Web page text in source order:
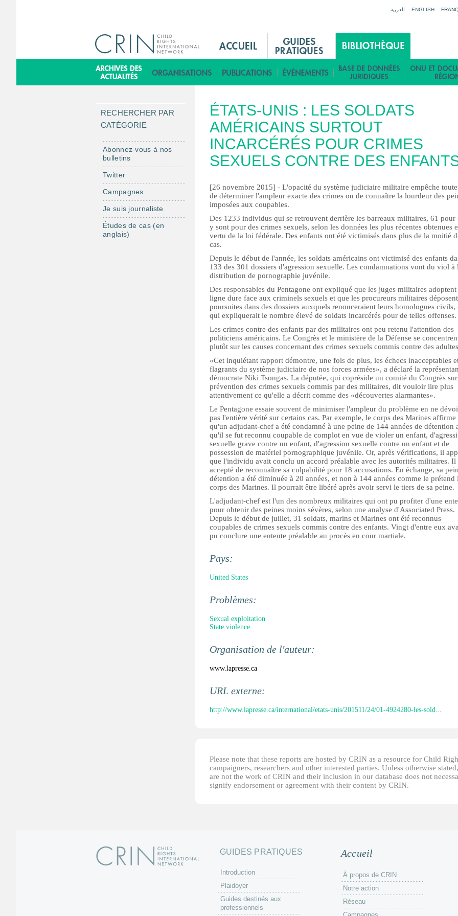
العربية ENGLISH
i
n
M
e
n
u
F
r
i
ÉTATS-UNIS : LES SOLDATS
AMÉRICAINS SURTOUT
INCARCÉRÉS POUR CRIMES
SEXUELS CONTRE DES
[26 novembre 2015] - L'opacité du système judiciaire militaire empêche
de déterminer l'ampleur exacte des crimes ou de connaître la lourdeur des
imposées aux coupables.
Des 1233 individus qui se retrouvent derrière les barreaux militaires, 61 pour
y sont pour des crimes sexuels, selon les données les plus récentes obtenues
vertu de la loi fédérale. Des enfants ont été victimisés dans plus de la moitié
cas.
Depuis le début de l'année, les soldats américains ont victimisé des enfants
133 des 301 dossiers d'agression sexuelle. Les condamnations vont du viol à
distribution de pornographie juvénile.
Des responsables du Pentagone ont expliqué que les juges militaires adoptent
ligne dure face aux criminels sexuels et que les procureurs militaires
poursuites dans des dossiers auxquels renonceraient leurs homologues civils,
qui expliquerait le nombre élevé de soldats incarcérés pour de telles offenses.
Les crimes contre des enfants par des militaires ont peu retenu l'attention des
politiciens américains. Le Congrès et le ministère de la Défense se
plutôt sur les causes concernant des crimes sexuels commis contre des
«Cet inquiétant rapport démontre, une fois de plus, les échecs inacceptables
flagrants du système judiciaire de nos forces armées», a déclaré la
démocrate Niki Tsongas. La députée, qui copréside un comité du Congrès
prévention des crimes sexuels commis par des militaires, dit vouloir lire plus
attentivement ce qu'elle a décrit comme des «découvertes alarmantes».
Le Pentagone essaie souvent de minimiser l'ampleur du problème en ne
pas l'entière vérité sur certains cas. Par exemple, le corps des Marines affirme
qu'un adjudant-chef a été condamné à une peine de 144 années de détention
qu'il se fut reconnu coupable de complot en vue de violer un enfant,
sexuelle grave contre un enfant, d'agression sexuelle contre un enfant et de
possession de matériel pornographique juvénile. Or, après vérifications, il
que l'individu avait conclu un accord préalable avec les autorités militaires. Il
accepté de reconnaître sa culpabilité pour 18 accusations. En échange, sa
détention a été diminuée à 20 années, et non à 144 années comme le prétend
corps des Marines. Il pourrait être libéré après avoir servi le tiers de sa peine.
L'adjudant-chef est l'un des nombreux militaires qui ont pu profiter d'une
pour obtenir des peines moins sévères, selon une analyse d'Associated Press.
Depuis le début de juillet, 31 soldats, marins et Marines ont été reconnus
coupables de crimes sexuels commis contre des enfants. Vingt d'entre eux
pu conclure une entente préalable au procès en cour martiale.
Pays:
United States
Problèmes:
Sexual exploitation
State violence
Organisation de l'auteur:
www.lapresse.ca
URL externe:
http://www.lapresse.ca/international/etats-unis/201511/24/01-4924280-les-sold...
Please note that these reports are hosted by CRIN as a resource for Child
campaigners, researchers and other interested parties. Unless otherwise
are not the work of CRIN and their inclusion in our database does not
signify endorsement or agreement with their content by CRIN.
RECHERCHER PAR
CATÉGORIE
Abonnez-vous à nos
bulletins
Twitter
Campagnes
Je suis journaliste
Études de cas (en
anglais)
GUIDES PRATIQUES
Introduction
Plaidoyer
Guides destinés aux
professionnels
Accueil
À propos de CRIN
Notre action
Réseau